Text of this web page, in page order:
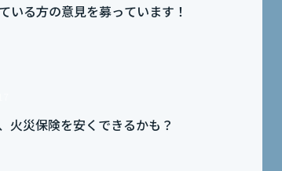
いる方の意見を募っています！
火災保険を安くできるかも？